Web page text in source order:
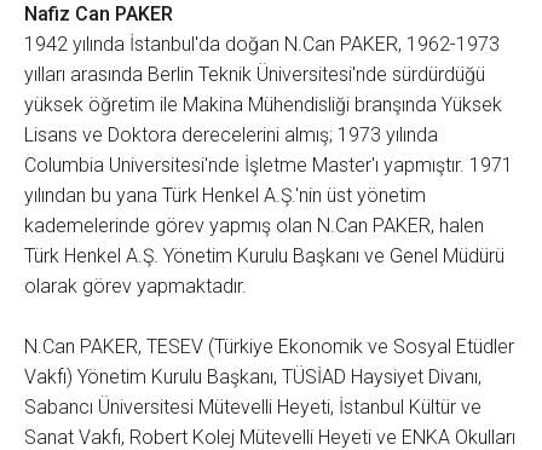
Nafiz Can PAKER
1942 yılında İstanbul'da doğan N.Can PAKER, 1962-1973
yılları arasında Berlin Teknik Üniversitesi'nde sürdürdüğü
yüksek öğretim ile Makina Mühendisliği branşında Yüksek
Lisans ve Doktora derecelerini almış; 1973 yılında
Columbia Universitesi'nde İşletme Master'ı yapmıştır. 1971
yılından bu yana Türk Henkel A.Ş.'nin üst yönetim
kademelerinde görev yapmış olan N.Can PAKER, halen
Türk Henkel A.Ş. Yönetim Kurulu Başkanı ve Genel Müdürü
olarak görev yapmaktadır.
N.Can PAKER, TESEV (Türkiye Ekonomik ve Sosyal Etüdler
Vakfı) Yönetim Kurulu Başkanı, TÜSİAD Haysiyet Divanı,
Sabancı Üniversitesi Mütevelli Heyeti, İstanbul Kültür ve
Sanat Vakfı, Robert Kolej Mütevelli Heyeti ve ENKA Okulları